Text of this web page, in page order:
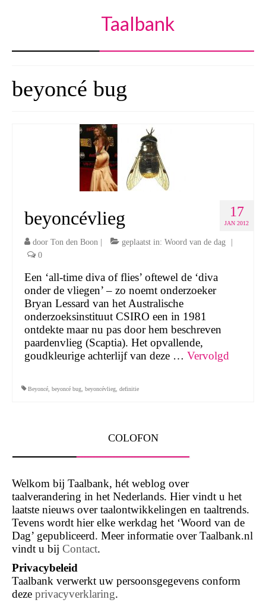
Taalbank
beyoncé bug
17
JAN 2012
beyoncévlieg
door Ton den Boon geplaatst in: Woord van de dag
0
Een ‘all-time diva of flies’ oftewel de ‘diva
onder de vliegen’ – zo noemt onderzoeker
Bryan Lessard van het Australische
onderzoeksinstituut CSIRO een in 1981
ontdekte maar nu pas door hem beschreven
paardenvlieg (Scaptia). Het opvallende,
goudkleurige achterlijf van deze … Vervolgd
Beyoncé beyoncé bug beyoncévlieg definitie
COLOFON
Welkom bij Taalbank, hét weblog over
taalverandering in het Nederlands. Hier vindt u het
laatste nieuws over taalontwikkelingen en taaltrends.
Tevens wordt hier elke werkdag het ‘Woord van de
Dag’ gepubliceerd. Meer informatie over Taalbank.nl
vindt u bij Contact.
Privacybeleid
Taalbank verwerkt uw persoonsgegevens conform
deze privacyverklaring.